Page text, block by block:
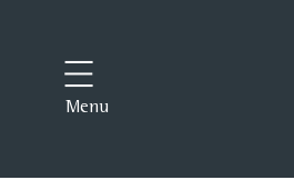
Menu